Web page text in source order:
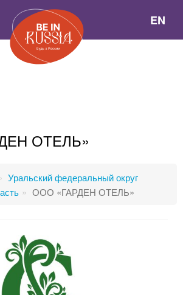
EN
ОТЕЛЬ»
Уральский федеральный округ
ООО «ГАРДЕН ОТЕЛЬ»